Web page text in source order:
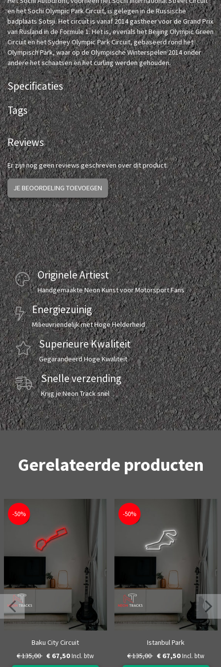
en het Sochi Olympic Park Circuit, is gelegen in de Russische
badplaats Sotsji. Het circuit is vanaf 2014 gastheer voor de Grand Prix
van Rusland in de Formule 1. Het is, evenals het Beijing Olympic Green
Circuit en het Sydney Olympic Park Circuit, gebaseerd rond het
Olympisch Park, waar op de Olympische Winterspelen 2014 onder
andere het schaatsen en het curling werden gehouden.
Specificaties
Tags
Reviews
Er zijn nog geen reviews geschreven over dit product.
JE BEOORDELING TOEVOEGEN
Originele Artiest
Handgemaakte Neon Kunst voor Motorsport Fans
Energiezuinig
Milieuvriendelijk met Hoge Helderheid
Superieure Kwaliteit
Gegarandeerd Hoge Kwaliteit
Snelle verzending
Krijg je Neon Track snel
Gerelateerde producten
-50%
Baku City Circuit
€ 135,00 € 67,50 Incl. btw
-50%
Istanbul Park
€ 135,00 € 67,50 Incl. btw